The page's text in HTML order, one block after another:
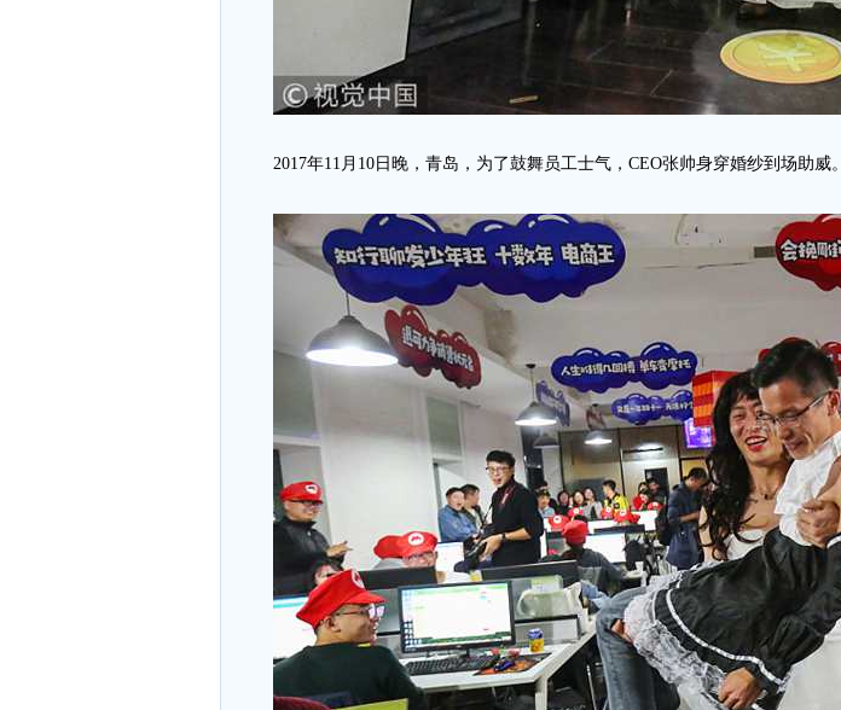
2017年11月10日晚，青岛，为了鼓舞员工士气，CEO张帅身穿婚纱到场助威。